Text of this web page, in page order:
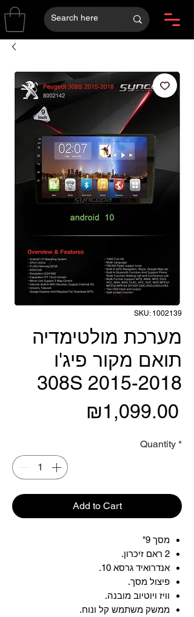
SKU: 1002139
מערכת מולטימדיה
תואם מקור פיג'ו
308S 2015-2018
₪1,099.00
Quantity *
Add to Cart
מסך 9"
2 ראם זיכרון.
אנדרואיד גרסא 10.
פיצול מסך.
וויז ויוטיוב מובנה.
ממשק משתמש קל ונוח.